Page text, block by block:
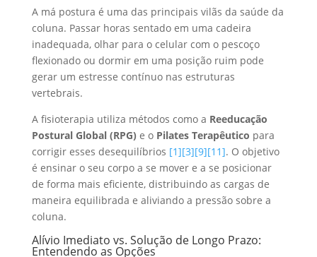
A má postura é uma das principais vilãs da saúde da
coluna. Passar horas sentado em uma cadeira
inadequada, olhar para o celular com o pescoço
flexionado ou dormir em uma posição ruim pode
gerar um estresse contínuo nas estruturas
vertebrais.
A fisioterapia utiliza métodos como a Reeducação
Postural Global (RPG) e o Pilates Terapêutico para
corrigir esses desequilíbrios [1][3][9][11]. O objetivo
é ensinar o seu corpo a se mover e a se posicionar
de forma mais eficiente, distribuindo as cargas de
maneira equilibrada e aliviando a pressão sobre a
coluna.
Alívio Imediato vs. Solução de Longo Prazo:
Entendendo as Opções